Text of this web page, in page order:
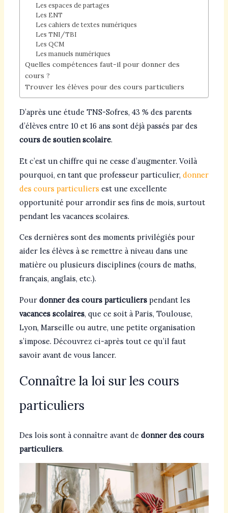
Les espaces de partages
Les ENT
Les cahiers de textes numériques
Les TNI/TBI
Les QCM
Les manuels numériques
Quelles compétences faut-il pour donner des
cours ?
Trouver les élèves pour des cours particuliers
D’après une étude TNS-Sofres, 43 % des parents
d’élèves entre 10 et 16 ans sont déjà passés par des
cours de soutien scolaire.
Et c’est un chiffre qui ne cesse d’augmenter. Voilà
pourquoi, en tant que professeur particulier, donner
des cours particuliers est une excellente
opportunité pour arrondir ses fins de mois, surtout
pendant les vacances scolaires.
Ces dernières sont des moments privilégiés pour
aider les élèves à se remettre à niveau dans une
matière ou plusieurs disciplines (cours de maths,
français, anglais, etc.).
Pour donner des cours particulierspendant les
vacances scolaires, que ce soit à Paris, Toulouse,
Lyon, Marseille ou autre, une petite organisation
s’impose. Découvrez ci-après tout ce qu’il faut
savoir avant de vous lancer.
Connaître la loi sur les cours
particuliers
Des lois sont à connaître avant de donner des cours
particuliers.